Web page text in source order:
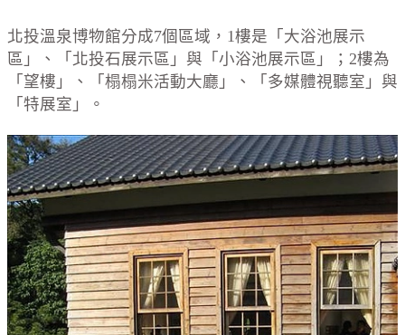
北投溫泉博物館分成7個區域，1樓是「大浴池展示
區」、「北投石展示區」與「小浴池展示區」；2樓為
「望樓」、「榻榻米活動大廳」、「多媒體視聽室」與
「特展室」。